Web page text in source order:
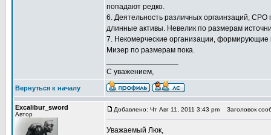
попадают редко.
6. Деятельность различных оргаинзаций,
длинные активы. Невелик по размерам
7. Некомерческие организации,
Мизер по размерам пока.
С уважением,
Вернуться к началу
Excalibur_sword
Автор
Добавлено: Чт Авг 11, 2011 3:43 pm Заголовок
Уважаемый Люк,